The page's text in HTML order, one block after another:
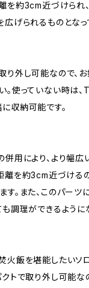
を約3cm近づけられ
広げられるものとなっ
り外し可能なので、
。使っていない時は
収納可能です。
併用により、より幅
離を約3cm近づける
す。また、このパーツ
調理ができるように
火飯を堪能したいソ
クトで取り外し可能